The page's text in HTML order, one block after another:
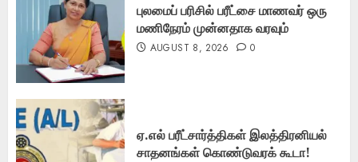
புலமைப் பரிசில் பரீட்சை மாணவர் ஒரு
மணிநேரம் முன்னதாக வரவும்
AUGUST 8, 2026 0
ஏ.எல் பரீட்சார்த்திகள் இலத்திரனியல்
சாதனங்கள் கொண்டுவரக் கூடா!